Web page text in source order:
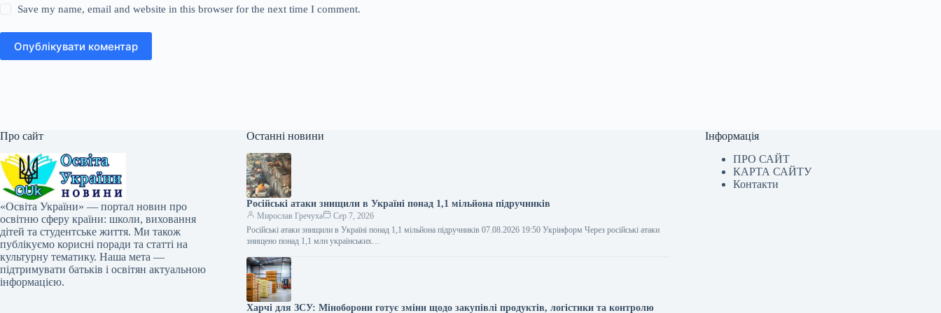
Save my name, email and website in this browser for the next time I comment.
Опублікувати коментар
Про сайт
«Освіта України» — портал новин про
освітню сферу країни: школи, виховання
дітей та студентське життя. Ми також
публікуємо корисні поради та статті на
культурну тематику. Наша мета —
підтримувати батьків і освітян актуальною
інформацією.
Останні новини
Російські атаки знищили в Україні понад 1,1 мільйона підручників
Мирослав Гречуха
Сер 7, 2026
Російські атаки знищили в Україні понад 1,1 мільйона підручників 07.08.2026 19:50 Укрінформ Через російські атаки
знищено понад 1,1 млн українських…
Харчі для ЗСУ: Міноборони готує зміни щодо закупівлі продуктів, логістики та контролю
Інформація
ПРО САЙТ
КАРТА САЙТУ
Контакти